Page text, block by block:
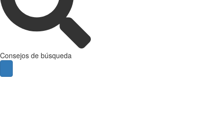
Consejos de búsqueda